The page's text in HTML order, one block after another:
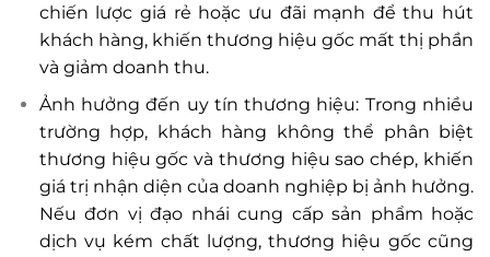
chiến lược giá rẻ hoặc ưu đãi mạnh để thu hút
khách hàng, khiến thương hiệu gốc mất thị phần
và giảm doanh thu.
Ảnh hưởng đến uy tín thương hiệu: Trong nhiều
trường hợp, khách hàng không thể phân biệt
thương hiệu gốc và thương hiệu sao chép, khiến
giá trị nhận diện của doanh nghiệp bị ảnh hưởng.
Nếu đơn vị đạo nhái cung cấp sản phẩm hoặc
dịch vụ kém chất lượng, thương hiệu gốc cũng